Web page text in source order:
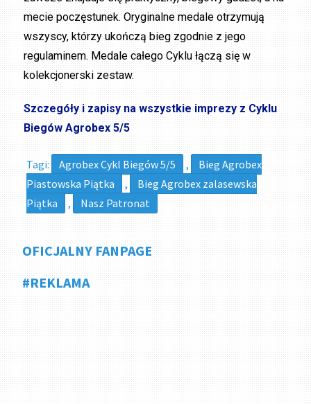
mecie poczęstunek. Oryginalne medale otrzymują
wszyscy, którzy ukończą bieg zgodnie z jego
regulaminem. Medale całego Cyklu łączą się w
kolekcjonerski zestaw.
Szczegóły i zapisy na wszystkie imprezy z Cyklu
Biegów Agrobex 5/5
Tagi: Agrobex Cykl Biegów 5/5 ,
Bieg Agrobex
Piastowska Piątka
,
Bieg Agrobex zalasewska
Piątka
, Nasz Patronat
OFICJALNY FANPAGE
#REKLAMA